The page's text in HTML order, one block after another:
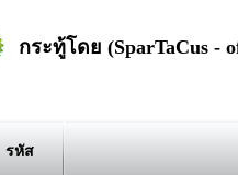
กระทู้โดย (SparTaCus -
รหัส